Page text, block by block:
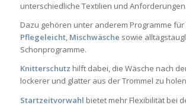
unterschiedliche Textilien und Anforderungen.
Dazu gehören unter anderem Programme für
Pflegeleicht, Mischwäsche sowie
Schonprogramme.
Knitterschutz hilft dabei, die Wäsche nach
lockerer und glatter aus der Trommel zu
Startzeitvorwahl bietet mehr Flexibilität bei